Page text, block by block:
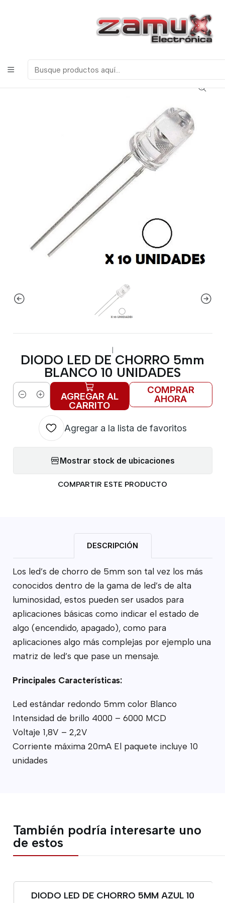
ELECTRONICOS, ROBOTICA & TECNOLOGIA
Leds y Visualización
Leds
DIODO LED DE CHORRO 5mm BLANCO 10 UNIDADES
|
DIODO LED DE CHORRO 5mm
BLANCO 10 UNIDADES
Cantidad AGREGAR AL
CARRITO
COMPRAR
AHORA
Agregar a la lista de favoritos
Mostrar stock de ubicaciones
COMPARTIR ESTE PRODUCTO
DESCRIPCIÓN
Los led’s de chorro de 5mm son tal vez los más
conocidos dentro de la gama de led’s de alta
luminosidad, estos pueden ser usados para
aplicaciones básicas como indicar el estado de
algo (encendido, apagado), como para
aplicaciones algo más complejas por ejemplo una
matriz de led’s que pase un mensaje.
Principales Características:
Led estándar redondo 5mm color Blanco
Intensidad de brillo 4000 – 6000 MCD
Voltaje 1,8V – 2,2V
Corriente máxima 20mA El paquete incluye 10
unidades
También podría interesarte uno
de estos
DIODO LED DE CHORRO 5MM AZUL 10